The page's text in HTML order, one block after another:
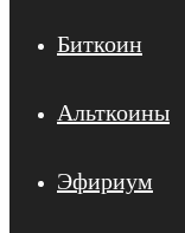
Биткоин
Альткоины
Эфириум